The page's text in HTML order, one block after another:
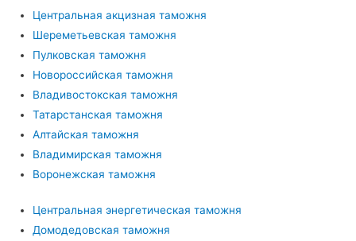
Центральная акцизная таможня
Шереметьевская таможня
Пулковская таможня
Новороссийская таможня
Владивостокская таможня
Татарстанская таможня
Алтайская таможня
Владимирская таможня
Воронежская таможня
Центральная энергетическая таможня
Домодедовская таможня